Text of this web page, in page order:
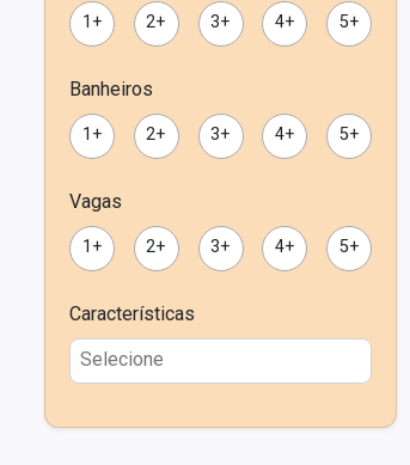
1+ 2+ 3+ 4+ 5+
Banheiros
1+ 2+ 3+ 4+ 5+
Vagas
1+ 2+ 3+ 4+ 5+
Características